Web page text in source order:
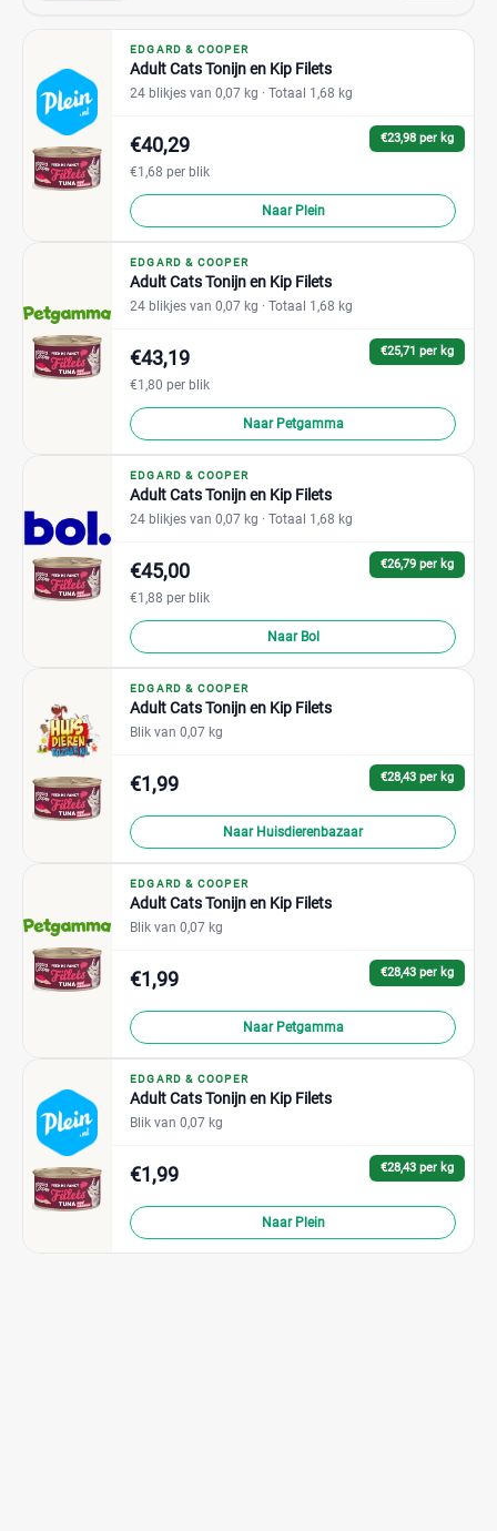
EDGARD & COOPER
Adult Cats Tonijn en Kip Filets
24 blikjes van 0,07 kg · Totaal 1,68 kg
€23,98 per kg
€40,29
€1,68 per blik
Naar Plein
EDGARD & COOPER
Adult Cats Tonijn en Kip Filets
24 blikjes van 0,07 kg · Totaal 1,68 kg
€25,71 per kg
€43,19
€1,80 per blik
Naar Petgamma
EDGARD & COOPER
Adult Cats Tonijn en Kip Filets
24 blikjes van 0,07 kg · Totaal 1,68 kg
€26,79 per kg
€45,00
€1,88 per blik
Naar Bol
EDGARD & COOPER
Adult Cats Tonijn en Kip Filets
Blik van 0,07 kg
€28,43 per kg
€1,99
Naar Huisdierenbazaar
EDGARD & COOPER
Adult Cats Tonijn en Kip Filets
Blik van 0,07 kg
€28,43 per kg
€1,99
Naar Petgamma
EDGARD & COOPER
Adult Cats Tonijn en Kip Filets
Blik van 0,07 kg
€28,43 per kg
€1,99
Naar Plein